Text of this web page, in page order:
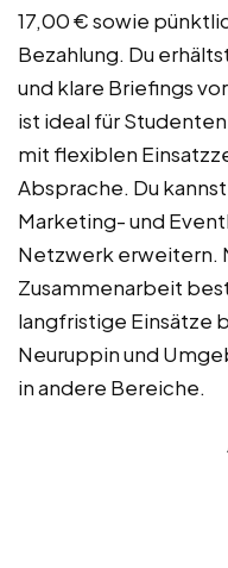
17,00 € sowie
Bezahlung. Du
und klare Briefings
ist ideal für
mit flexiblen
Absprache. Du
Marketing- und
Netzwerk erweitern.
Zusammenarbeit
langfristige Einsätze
Neuruppin und
in andere Bereiche.